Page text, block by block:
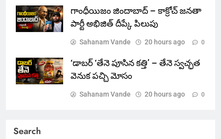
గాంధీయిజం జిందాబాద్ – కాక్రోచ్ జనతా
పార్టీ అభిజిత్ దీప్కే పిలుపు
Sahanam Vande 20 hours ago 0
‘డాబర్ ‘తేనె పూసిన కత్తి’ – తేనె స్వచ్ఛత
వెనుక పచ్చి మోసం
Sahanam Vande 20 hours ago 0
Search